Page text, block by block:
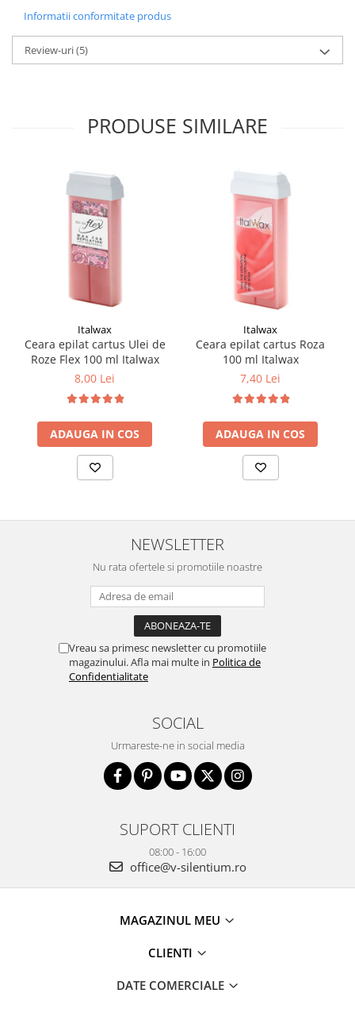
Informatii conformitate produs
Review-uri(5)
PRODUSE SIMILARE
Italwax
Ceara epilat cartus Ulei de
Roze Flex 100 ml Italwax
8,00 Lei
ADAUGA IN COS
Italwax
Ceara epilat cartus Roza
100 ml Italwax
7,40 Lei
ADAUGA IN COS
NEWSLETTER
Nu rata ofertele si promotiile noastre
Vreau sa primesc newsletter cu promotiile
magazinului. Afla mai multe in Politica de
Confidentialitate
SOCIAL
Urmareste-ne in social media
SUPORT CLIENTI
08:00 - 16:00
office@v-silentium.ro
MAGAZINUL MEU
CLIENTI
DATE COMERCIALE